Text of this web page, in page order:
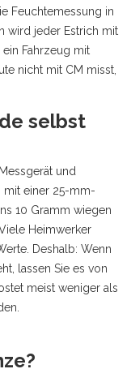
Feuchtemessung in
wird jeder Estrich mit
Fahrzeug mit
nicht mit CM misst,
selbst
und
mit einer 25-mm-
10 Gramm wiegen
Heimwerker
Deshalb: Wenn
lassen Sie es von
meist weniger als